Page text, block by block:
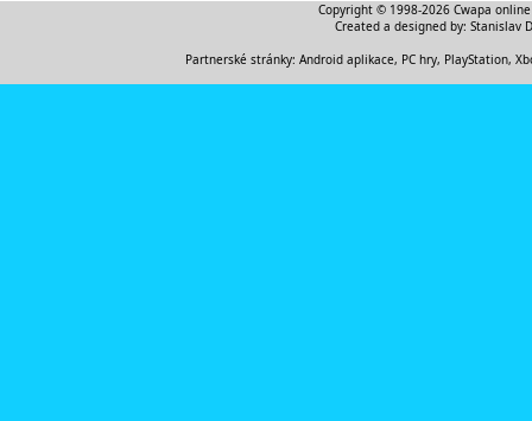
Copyright © 1998-2026 Cwapa
Created a designed by: Stanislav
Partnerské stránky: Android aplikace, PC hry, PlayStation,